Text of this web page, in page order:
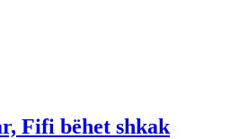
Fifi bëhet shkak